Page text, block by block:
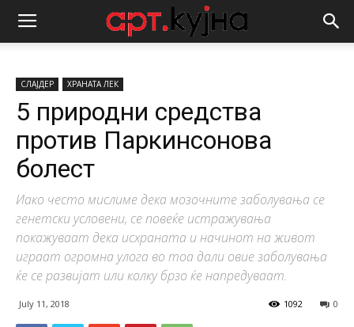
СЛАЈДЕР ХРАНАТА ЛЕК
5 природни средства
против Паркинсонoва
болест
Иако често мислиме дека мозочните заболувања се
генетски условени, се повеќе истражувања
покажуваат дека исхраната и начинот на живот
играат огромна улога во тоа дали овие заболувања
ќе се развијат или колку брзо ќе напредуваат.
July 11, 2018 0
1092